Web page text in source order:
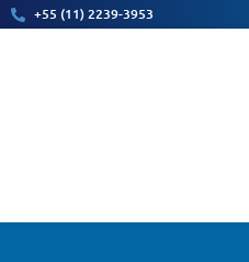
+55 (11) 2239-3953